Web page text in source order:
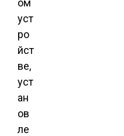
уст
ро
йст
ве,
уст
ан
ов
ле